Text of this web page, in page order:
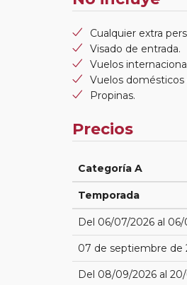
Cualquier extra
Visado de entrada.
Vuelos
Vuelos
Propinas.
Precios
Categoría A
Temporada
Del 06/07/2026 al
07 de septiembre de
Del 08/09/2026 al